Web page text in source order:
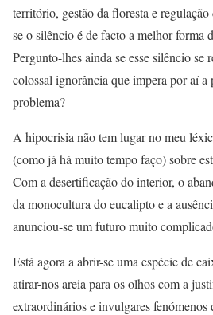
território, gestão da floresta e
se o silêncio é de facto a melhor forma
Pergunto-lhes ainda se esse silêncio se
colossal ignorância que impera por aí a
problema?
A hipocrisia não tem lugar no meu
(como já há muito tempo faço) sobre
Com a desertificação do interior, o
da monocultura do eucalipto e a
anunciou-se um futuro muito
Está agora a abrir-se uma espécie de
atirar-nos areia para os olhos com a
extraordinários e invulgares fenómenos